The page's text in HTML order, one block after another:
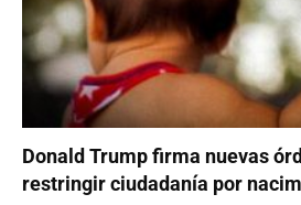
Donald Trump firma nuevas
restringir ciudadanía por